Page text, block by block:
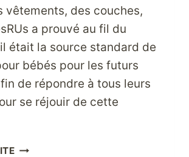
vêtements, des couches,
a prouvé au fil du
était la source standard de
bébés pour les futurs
de répondre à tous leurs
se réjouir de cette
DORLOTEZ